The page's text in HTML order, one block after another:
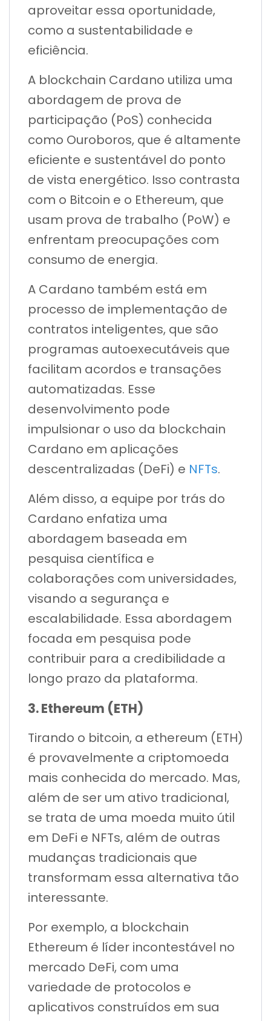
aproveitar essa oportunidade,
como a sustentabilidade e
eficiência.
A blockchain Cardano utiliza uma
abordagem de prova de
participação (PoS) conhecida
como Ouroboros, que é altamente
eficiente e sustentável do ponto
de vista energético. Isso contrasta
com o Bitcoin e o Ethereum, que
usam prova de trabalho (PoW) e
enfrentam preocupações com
consumo de energia.
A Cardano também está em
processo de implementação de
contratos inteligentes, que são
programas autoexecutáveis que
facilitam acordos e transações
automatizadas. Esse
desenvolvimento pode
impulsionar o uso da blockchain
Cardano em aplicações
descentralizadas (DeFi) e NFTs.
Além disso, a equipe por trás do
Cardano enfatiza uma
abordagem baseada em
pesquisa científica e
colaborações com universidades,
visando a segurança e
escalabilidade. Essa abordagem
focada em pesquisa pode
contribuir para a credibilidade a
longo prazo da plataforma.
3. Ethereum (ETH)
Tirando o bitcoin, a ethereum (ETH)
é provavelmente a criptomoeda
mais conhecida do mercado. Mas,
além de ser um ativo tradicional,
se trata de uma moeda muito útil
em DeFi e NFTs, além de outras
mudanças tradicionais que
transformam essa alternativa tão
interessante.
Por exemplo, a blockchain
Ethereum é líder incontestável no
mercado DeFi, com uma
variedade de protocolos e
aplicativos construídos em sua